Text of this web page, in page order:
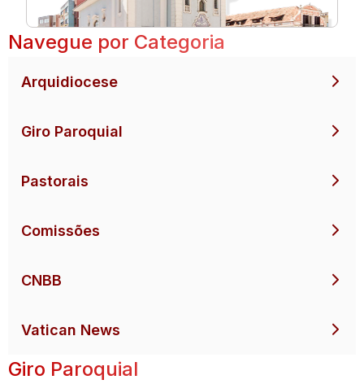
Navegue por Categoria
Arquidiocese
Giro Paroquial
Pastorais
Comissões
CNBB
Vatican News
Giro Paroquial